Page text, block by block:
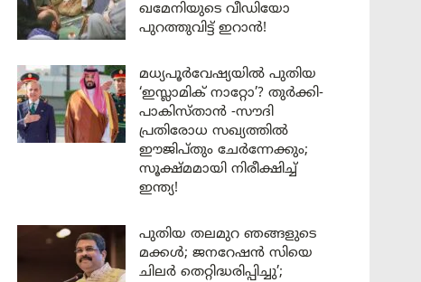
ഖമേനിയുടെ വീഡിയോ
പുറത്തുവിട്ട് ഇറാൻ!
മധ്യപൂർവേഷ്യയിൽ പുതിയ
‘ഇസ്ലാമിക് നാറ്റോ’? തുർക്കി-
പാകിസ്താൻ -സൗദി
പ്രതിരോധ സഖ്യത്തിൽ
ഈജിപ്തും ചേർന്നേക്കും;
സൂക്ഷ്മമായി നിരീക്ഷിച്ച്
ഇന്ത്യ!
പുതിയ തലമുറ ഞങ്ങളുടെ
മക്കൾ; ജനറേഷൻ സിയെ
ചിലർ തെറ്റിദ്ധരിപ്പിച്ചു’;